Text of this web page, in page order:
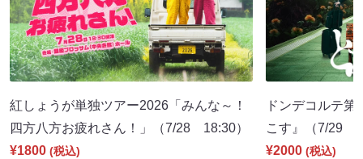
紅しょうが単独ツアー2026「みんな～！
四方八方お疲れさん！」（7/28 18:30）
¥1800 (税込)
ドンデコルテ
こす』（7/29
¥2000 (税込)